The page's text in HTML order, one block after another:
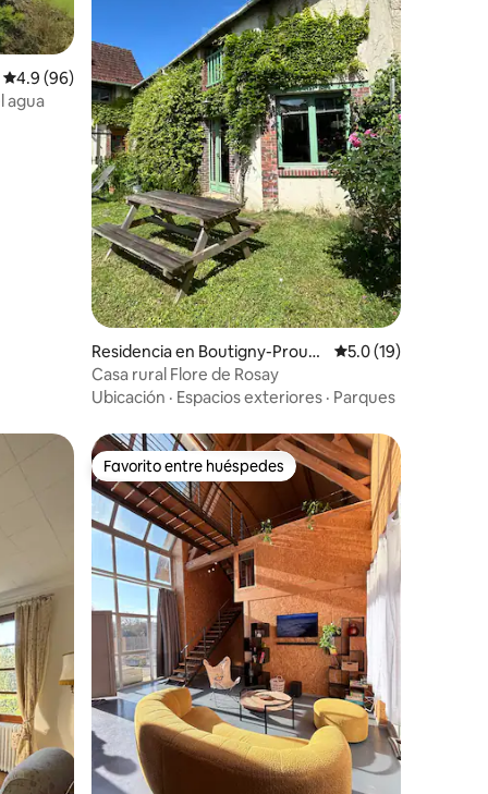
Calificación promedio: 4.9 de 5; 96 evaluaciones
4.9 (96)
agua
Residencia en Boutigny-Prouai
s
Calificación
5.0 (19)
Casa rural Flore de Rosay
Ubicación · Espacios exteriores · Parques
Favorito entre huéspedes
Favorito entre huéspedes